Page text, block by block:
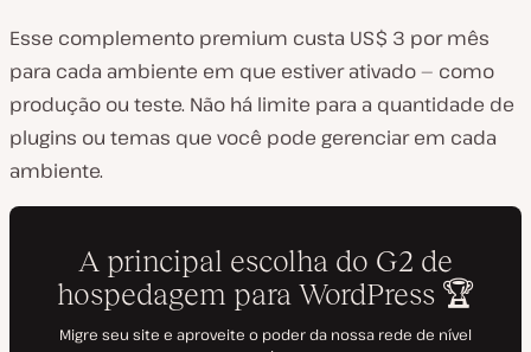
Esse complemento premium custa US$ 3 por mês
para cada ambiente em que estiver ativado — como
produção ou teste. Não há limite para a quantidade de
plugins ou temas que você pode gerenciar em cada
ambiente.